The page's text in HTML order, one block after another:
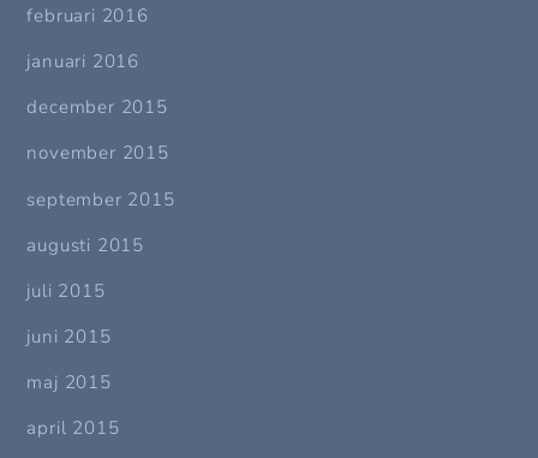
februari 2016
januari 2016
december 2015
november 2015
september 2015
augusti 2015
juli 2015
juni 2015
maj 2015
april 2015